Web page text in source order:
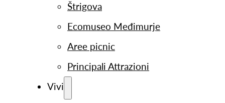
Štrigova
Ecomuseo Međimurje
Aree picnic
Principali Attrazioni
Vivi